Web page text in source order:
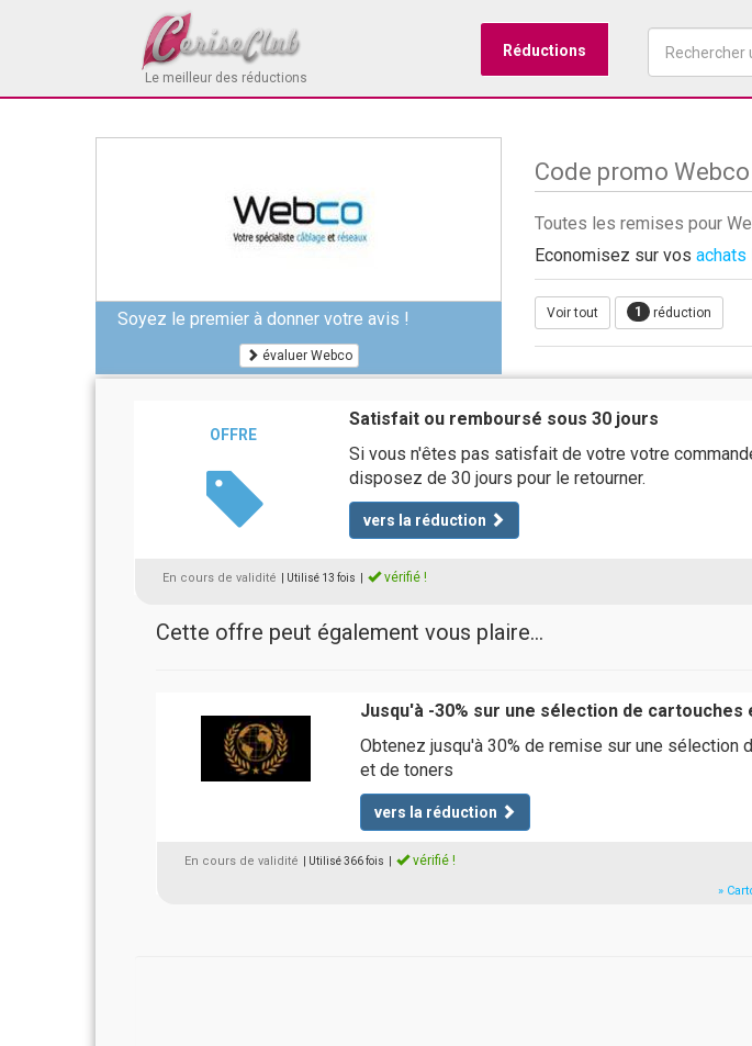
Le meilleur des réductions
Réductions
Soyez le premier à donner votre avis !
évaluer Webco
Code promo Webco
Toutes les remises pour
Economisez sur vos
Voir tout 1 réduction
OFFRE
Satisfait ou remboursé sous 30 jours
Si vous n'êtes pas satisfait de votre votre
disposez de 30 jours pour le retourner.
vers la réduction
En cours de validité | Utilisé 13 fois vérifié !
Cette offre peut également vous plaire...
Jusqu'à -30% sur une sélection de cartouches
Obtenez jusqu'à 30% de remise sur une sélection
et de toners
vers la réduction
En cours de validité | Utilisé 366 fois vérifié !
»